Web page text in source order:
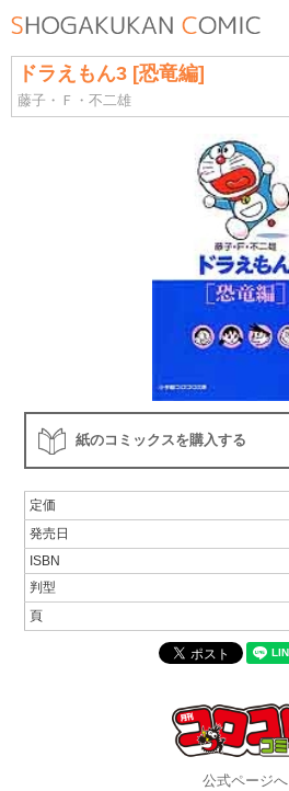
ドラえもん3 [恐竜編]
藤子・Ｆ・不二雄
紙のコミックスを購入する
定価
発売日
ISBN
判型
頁
公式ページへ